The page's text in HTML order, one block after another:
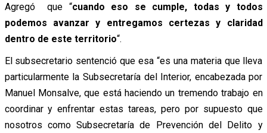
Agregó que “cuando eso se cumple, todas y todos
podemos avanzar y entregamos certezas y claridad
dentro de este territorio“.
El subsecretario sentenció que esa “es una materia que lleva
particularmente la Subsecretaría del Interior, encabezada por
Manuel Monsalve, que está haciendo un tremendo trabajo en
coordinar y enfrentar estas tareas, pero por supuesto que
nosotros como Subsecretaría de Prevención del Delito y